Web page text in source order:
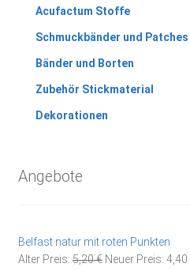
Acufactum Stoffe
Schmuckbänder und Patches
Bänder und Borten
Zubehör Stickmaterial
Dekorationen
Angebote
Belfast natur mit roten Punkten
Alter Preis: 5,20€ Ursprünglicher
Neuer Preis: 4,40